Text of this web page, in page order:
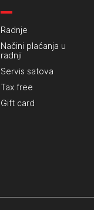
Radnje
Načini plaćanja u
radnji
Servis satova
Tax free
Gift card